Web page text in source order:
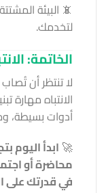
📵 البيئة
لتخدمك.
الخاتمة:
لا تنتظر أن
الانتباه مهارة
أدوات بسيطة،
🚀ابدأ اليوم
في قدرتك على